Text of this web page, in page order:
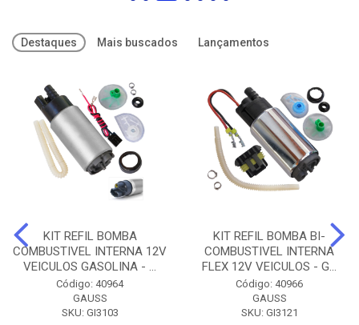
Destaques Mais buscados Lançamentos
KIT REFIL BOMBA
COMBUSTIVEL INTERNA 12V
VEICULOS GASOLINA - ...
Código: 40964
GAUSS
SKU: GI3103
KIT REFIL BOMBA BI-
COMBUSTIVEL INTERNA
FLEX 12V VEICULOS - G...
Código: 40966
GAUSS
SKU: GI3121